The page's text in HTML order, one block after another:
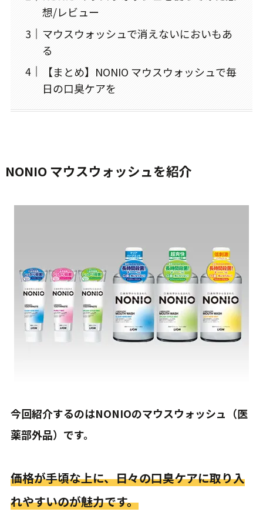
想/レビュー
マウスウォッシュで消えないにおいもあ
る
【まとめ】NONIO マウスウォッシュで毎
日の口臭ケアを
NONIO マウスウォッシュを紹介
今回紹介するのはNONIOのマウスウォッシュ（医
薬部外品）です。
価格が手頃な上に、日々の口臭ケアに取り入
れやすいのが魅力です。